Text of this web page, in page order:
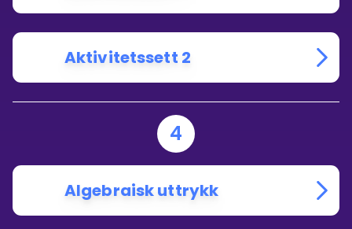
Aktivitetssett 2
4
Algebraisk uttrykk